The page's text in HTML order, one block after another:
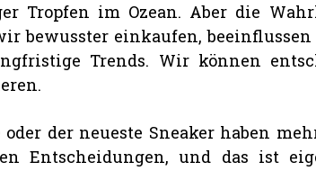
Tropfen im Ozean. Aber die
bewusster einkaufen,
Trends. Wir können
der neueste Sneaker haben
Entscheidungen, und das ist